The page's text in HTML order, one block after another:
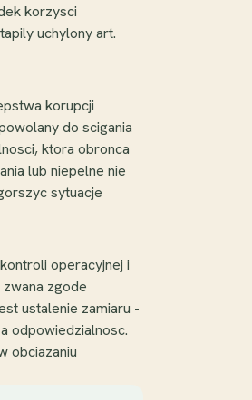
korzysci
uchylony art.
korupcji
do scigania
ktora obronca
lub niepelne nie
sytuacje
operacyjnej i
zgode
ustalenie zamiaru -
odpowiedzialnosc.
obciazaniu